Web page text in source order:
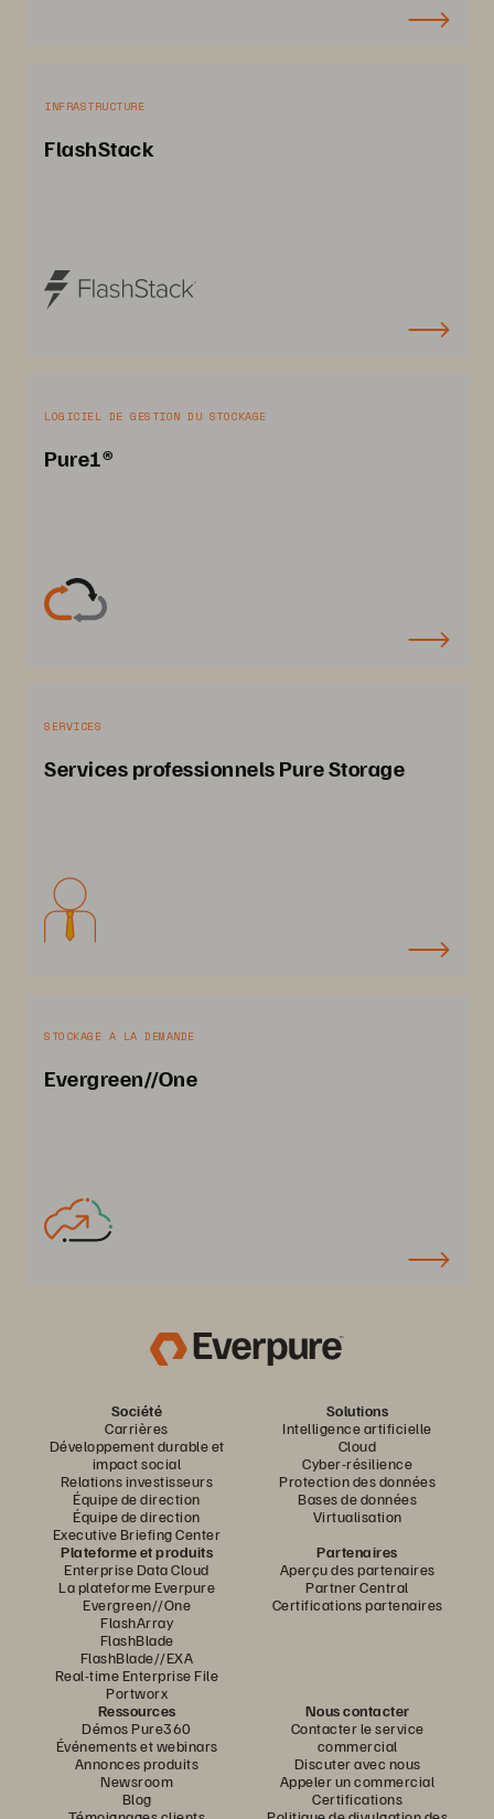
INFRASTRUCTURE
FlashStack
LOGICIEL DE GESTION DU STOCKAGE
Pure1®
SERVICES
Services professionnels Pure Storage
STOCKAGE À LA DEMANDE
Evergreen//One
Société
Carrières
Développement durable et
impact social
Relations investisseurs
Équipe de direction
Équipe de direction
Executive Briefing Center
Solutions
Intelligence artificielle
Cloud
Cyber-résilience
Protection des données
Bases de données
Virtualisation
Plateforme et produits
Enterprise Data Cloud
La plateforme Everpure
Evergreen//One
FlashArray
FlashBlade
FlashBlade//EXA
Real-time Enterprise File
Portworx
Partenaires
Aperçu des partenaires
Partner Central
Certifications partenaires
Ressources
Démos Pure360
Événements et webinars
Annonces produits
Newsroom
Blog
Nous contacter
Contacter le service
commercial
Discuter avec nous
Appeler un commercial
Certifications